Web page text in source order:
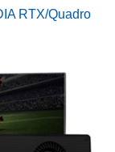
RTX/Quadro